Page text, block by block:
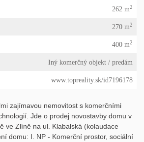
262 m2
270 m2
400 m2
Iný komerčný objekt / predám
www.topreality.sk/id7196178
zajímavou nemovitost s komerčními
Jde o prodej novostavby domu v
ve Zlíně na ul. Klabalská (kolaudace
domu: I. NP - Komerční prostor, sociální